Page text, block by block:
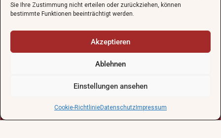
Die Günther-Schule wünscht allen Schülerinnen und Schülern
in unsermFerienkursprogramm!
Sie Ihre Zustimmung nicht erteilen oder zurückziehen, können
bestimmte Funktionen beeinträchtigt werden.
Akzeptieren
Ablehnen
Einstellungen ansehen
Cookie-RichtlinieDatenschutz Impressum
Grünstraße 24, 40667 Meerbusch
Schnupperstunde vereinbaren
Impressum
AGBs